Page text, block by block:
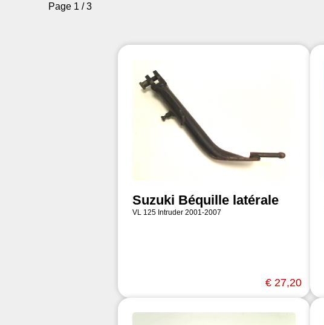
Page 1 / 3
Suzuki Béquille latérale
VL 125 Intruder 2001-2007
€ 27,20